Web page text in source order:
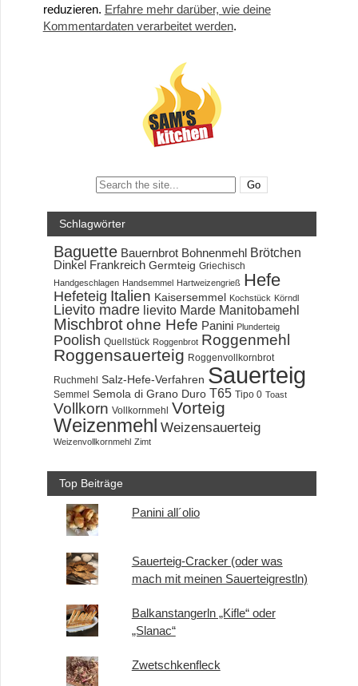
reduzieren. Erfahre mehr darüber, wie deine
Kommentardaten verarbeitet werden.
Search:
Schlagwörter
Baguette Bauernbrot Bohnenmehl Brötchen
Dinkel Frankreich Germteig Griechisch
Handgeschlagen Handsemmel Hartweizengrieß Hefe
Hefeteig Italien Kaisersemmel Kochstück Körndl
Lievito madre lievito Marde Manitobamehl
Mischbrot ohne Hefe Panini Plunderteig
Poolish Quellstück Roggenbrot Roggenmehl
Roggensauerteig Roggenvollkornbrot
Ruchmehl Salz-Hefe-Verfahren Sauerteig
Semmel Semola di Grano Duro T65 Tipo 0 Toast
Vollkorn Vollkornmehl Vorteig
Weizenmehl Weizensauerteig
Weizenvollkornmehl Zimt
Top Beiträge
Panini all´olio
Sauerteig-Cracker (oder was
mach mit meinen Sauerteigrestln)
Balkanstangerln „Kifle“ oder
„Slanac“
Zwetschkenfleck